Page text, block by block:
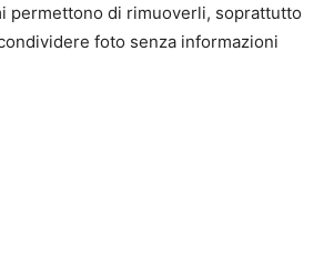
permettono di rimuoverli, soprattutto
foto senza informazioni